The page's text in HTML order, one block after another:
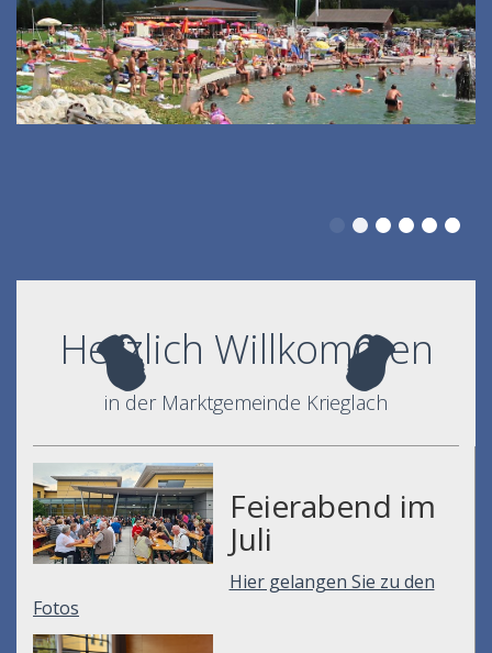
Herzlich Willkommen
in der Marktgemeinde Krieglach
Feierabend im
Juli
Hier gelangen Sie zu den
Fotos